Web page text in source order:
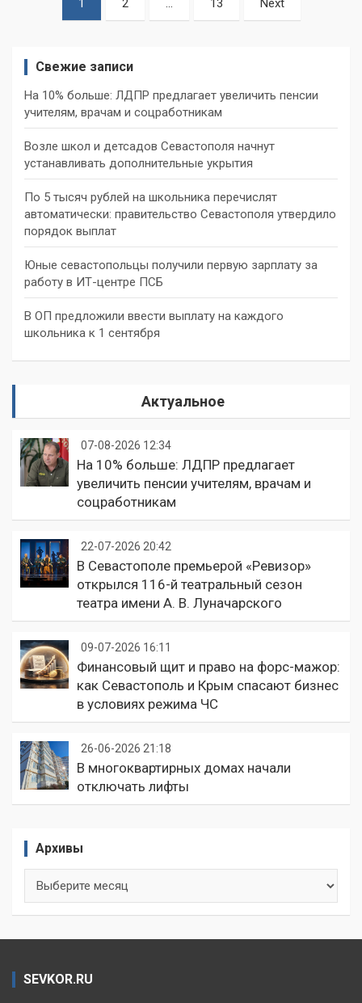
записей
Свежие записи
На 10% больше: ЛДПР предлагает увеличить пенсии
учителям, врачам и соцработникам
Возле школ и детсадов Севастополя начнут
устанавливать дополнительные укрытия
По 5 тысяч рублей на школьника перечислят
автоматически: правительство Севастополя утвердило
порядок выплат
Юные севастопольцы получили первую зарплату за
работу в ИТ-центре ПСБ
В ОП предложили ввести выплату на каждого
школьника к 1 сентября
Актуальное
07-08-2026 12:34
На 10% больше: ЛДПР предлагает
увеличить пенсии учителям, врачам и
соцработникам
22-07-2026 20:42
В Севастополе премьерой «Ревизор»
открылся 116-й театральный сезон
театра имени А. В. Луначарского
09-07-2026 16:11
Финансовый щит и право на форс-мажор:
как Севастополь и Крым спасают бизнес
в условиях режима ЧС
26-06-2026 21:18
В многоквартирных домах начали
отключать лифты
Архивы
SEVKOR.RU